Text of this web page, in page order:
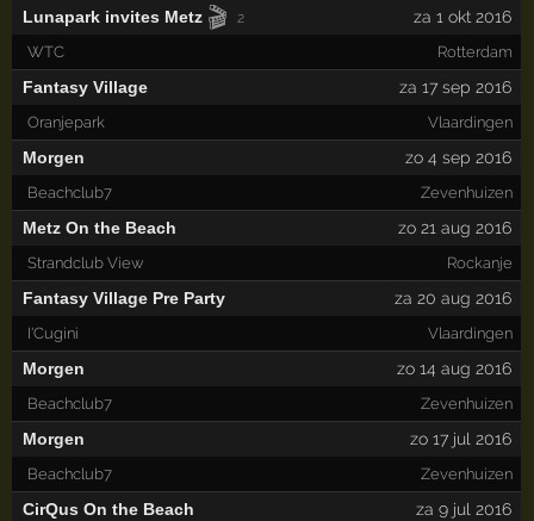
Lunapark invites Metz 🎬 2 za 1 okt 2016
WTC Rotterdam
Fantasy Village za 17 sep 2016
Oranjepark Vlaardingen
Morgen zo 4 sep 2016
Beachclub7 Zevenhuizen
Metz On the Beach zo 21 aug 2016
Strandclub View Rockanje
Fantasy Village Pre Party za 20 aug 2016
I'Cugini Vlaardingen
Morgen zo 14 aug 2016
Beachclub7 Zevenhuizen
Morgen zo 17 jul 2016
Beachclub7 Zevenhuizen
CirQus On the Beach za 9 jul 2016